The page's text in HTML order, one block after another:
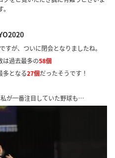
。
すが、ついに閉会となりましたね。
は過去最多の58個
多となる27個だったそうです！
が一番注目していた野球も…